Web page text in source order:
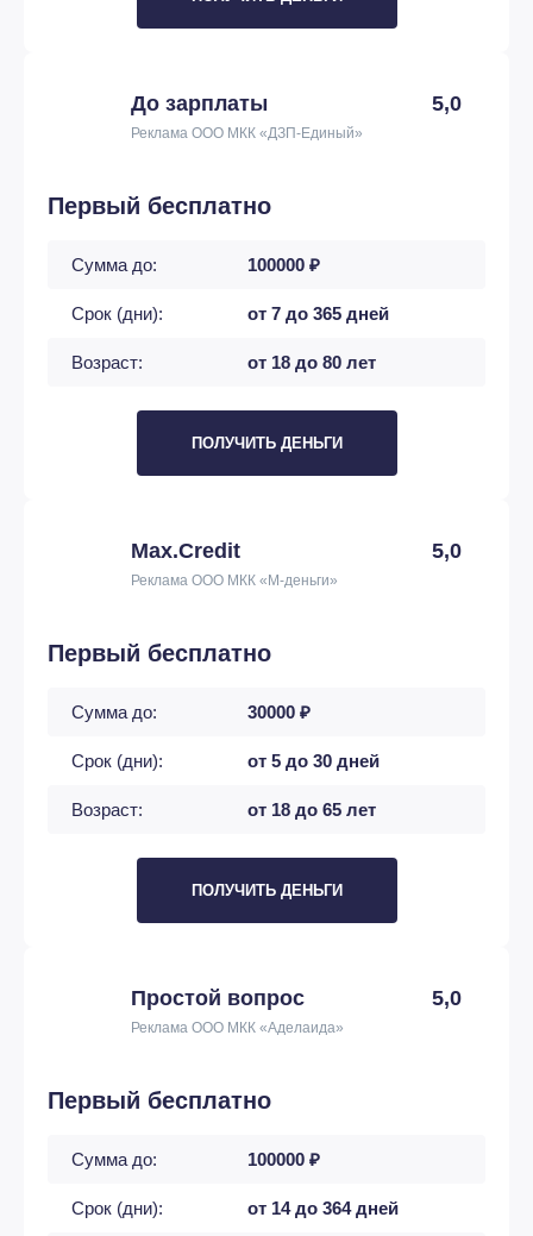
До зарплаты 5,0
Реклама ООО МКК «ДЗП-Единый»
Первый бесплатно
Сумма до: 100000 ₽
Срок (дни): от 7 до 365 дней
Возраст: от 18 до 80 лет
ПОЛУЧИТЬ ДЕНЬГИ
Max.Credit 5,0
Реклама ООО МКК «М-деньги»
Первый бесплатно
Сумма до: 30000 ₽
Срок (дни): от 5 до 30 дней
Возраст: от 18 до 65 лет
ПОЛУЧИТЬ ДЕНЬГИ
Простой вопрос 5,0
Реклама ООО МКК «Аделаида»
Первый бесплатно
Сумма до: 100000 ₽
Срок (дни): от 14 до 364 дней